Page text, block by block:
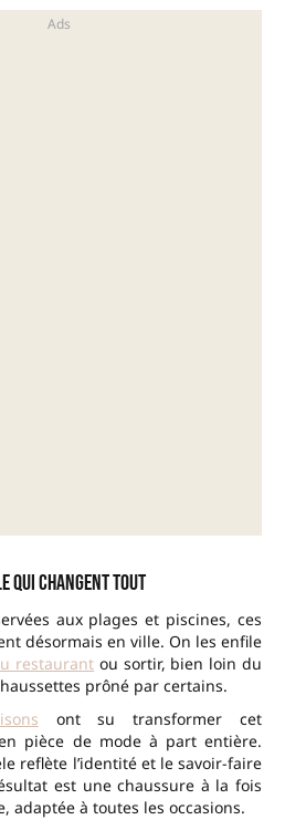
qui changent tout
aux plages et piscines, ces
désormais en ville. On les enfile
restaurant ou sortir, bien loin du
prôné par certains.
ont su transformer cet
pièce de mode à part entière.
reflète l’identité et le savoir-faire
est une chaussure à la fois
adaptée à toutes les occasions.